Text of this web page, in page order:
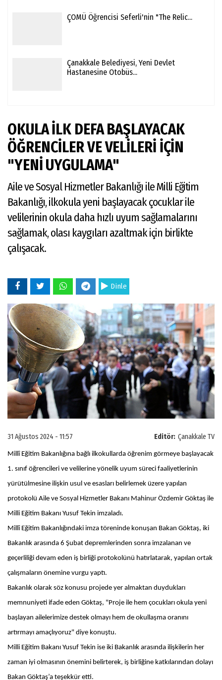
ÇOMÜ Öğrencisi Seferli'nin "The Relic...
Çanakkale Belediyesi, Yeni Devlet
Hastanesine Otobüs...
OKULA İLK DEFA BAŞLAYACAK
ÖĞRENCİLER VE VELİLERİ İÇİN
"YENİ UYGULAMA"
Aile ve Sosyal Hizmetler Bakanlığı ile Milli Eğitim
Bakanlığı, ilkokula yeni başlayacak çocuklar ile
velilerinin okula daha hızlı uyum sağlamalarını
sağlamak, olası kaygıları azaltmak için birlikte
çalışacak.
Dinle
Editör: Çanakkale TV
31 Ağustos 2024 - 11:57
Millî Eğitim Bakanlığına bağlı ilkokullarda öğrenim görmeye başlayacak
1. sınıf öğrencileri ve velilerine yönelik uyum süreci faaliyetlerinin
yürütülmesine ilişkin usul ve esasları belirlemek üzere yapılan
protokolü Aile ve Sosyal Hizmetler Bakanı Mahinur Özdemir Göktaş ile
Milli Eğitim Bakanı Yusuf Tekin imzaladı.
Millî Eğitim Bakanlığındaki imza töreninde konuşan Bakan Göktaş, iki
Bakanlık arasında 6 Şubat depremlerinden sonra imzalanan ve
geçerliliği devam eden iş birliği protokolünü hatırlatarak, yapılan ortak
çalışmaların önemine vurgu yaptı.
Bakanlık olarak söz konusu projede yer almaktan duydukları
memnuniyeti ifade eden Göktaş, "Proje ile hem çocukları okula yeni
başlayan ailelerimize destek olmayı hem de okullaşma oranını
artırmayı amaçlıyoruz" diye konuştu.
Milli Eğitim Bakanı Yusuf Tekin ise iki Bakanlık arasında ilişkilerin her
zaman iyi olmasının önemini belirterek, iş birliğine katkılarından dolayı
Bakan Göktaş’a teşekkür etti.